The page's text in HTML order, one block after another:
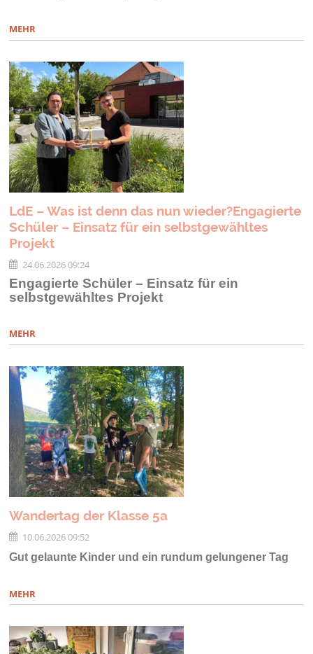
MEHR
LdE – Was ist denn das nun wieder?Engagierte
Schüler – Einsatz für ein selbstgewähltes
Projekt
24.06.2026 09:24
Engagierte Schüler – Einsatz für ein
selbstgewähltes Projekt
MEHR
Wandertag der Klasse 5a
10.06.2026 09:52
Gut gelaunte Kinder und ein rundum gelungener Tag
MEHR